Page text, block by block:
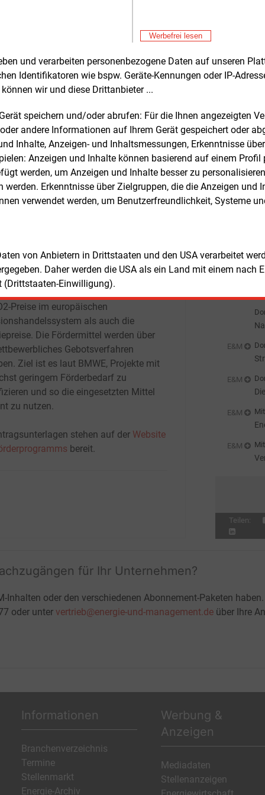
Werbefrei lesen
und verarbeiten personenbezogene Daten auf unseren
Identifikatoren wie bspw. Geräte-Kennungen oder IP-
wir und diese Drittanbieter ...
speichern und/oder abrufen: Für die Ihnen angezeigten
andere Informationen auf Ihrem Gerät gespeichert oder
Inhalte, Anzeigen- und Inhaltsmessungen, Erkenntnisse
Anzeigen und Inhalte können basierend auf einem Profil
werden, um Anzeigen und Inhalte besser zu
werden. Erkenntnisse über Zielgruppen, die die Anzeigen und
verwendet werden, um Benutzerfreundlichkeit, Systeme
von Anbietern in Drittstaaten und den USA verarbeitet
Daher werden die USA als ein Land mit einem nach
(Drittstaaten-Einwilligung).
sind Unternehmen, die
teilgenommen haben. Sie
ihre Gebote bis zum 7. September
Die beihilferechtliche
der überarbeiteten
durch die Europäische
steht noch aus, wird laut BMWE
in Kürze erwartet.
von 15 Jahren die Mehrkosten CO2-
im Vergleich zu
Technologien aus. Dabei
sie sowohl die Entwicklung
Preise im europäischen
als auch die
Die Fördermittel werden über
Gebotsverfahren
Ziel ist es laut BMWE, Projekte mit
geringem Förderbedarf zu
und so die eingesetzten Mittel
zu nutzen.
stehen auf der Website
bereit.
E&M
E&M
E-
E&M
E&M
E&M
E&M
Teilen:
für Ihr Unternehmen?
oder den verschiedenen Abonnement-Paketen haben.
oder unter vertrieb@energie-und-management.de über Ihre
Informationen
Branchenverzeichnis
Termine
Stellenmarkt
Energie-Archiv
Werbung &
Anzeigen
Mediadaten
Stellenanzeigen